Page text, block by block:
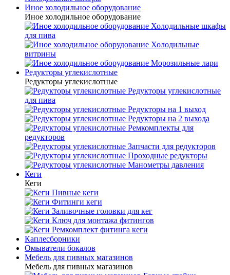
Иное холодильное оборудование
Иное холодильное оборудование
Холодильные шкафы
для пива
Холодильные
витрины
Морозильные лари
Редукторы углекислотные
Редукторы углекислотные
Редукторы углекислотные
для пива
Редукторы на 1 выход
Редукторы на 2 выхода
Ремкомплекты для
редукторов
Запчасти для редукторов
Проходные редукторы
Манометры давления
Кеги
Кеги
Пивные кеги
Фитинги кеги
Заливочные головки для кег
Ключ для монтажа фитингов
Ремкомплект фитинга кеги
Каплесборники
Омыватели бокалов
Мебель для пивных магазинов
Мебель для пивных магазинов